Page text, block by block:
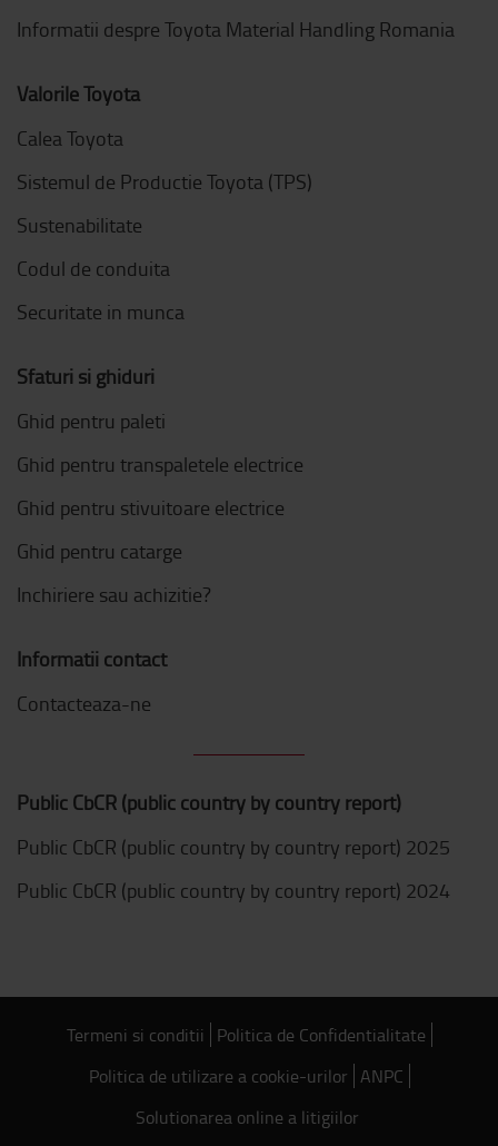
Informatii despre Toyota Material Handling Romania
Valorile Toyota
Calea Toyota
Sistemul de Productie Toyota (TPS)
Sustenabilitate
Codul de conduita
Securitate in munca
Sfaturi si ghiduri
Ghid pentru paleti
Ghid pentru transpaletele electrice
Ghid pentru stivuitoare electrice
Ghid pentru catarge
Inchiriere sau achizitie?
Informatii contact
Contacteaza-ne
Public CbCR (public country by country report)
Public CbCR (public country by country report) 2025
Public CbCR (public country by country report) 2024
Termeni si conditii
Politica de Confidentialitate
Politica de utilizare a cookie-urilor ANPC
Solutionarea online a litigiilor